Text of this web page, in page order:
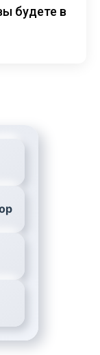
будете в